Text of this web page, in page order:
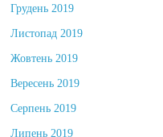
Грудень 2019
Листопад 2019
Жовтень 2019
Вересень 2019
Серпень 2019